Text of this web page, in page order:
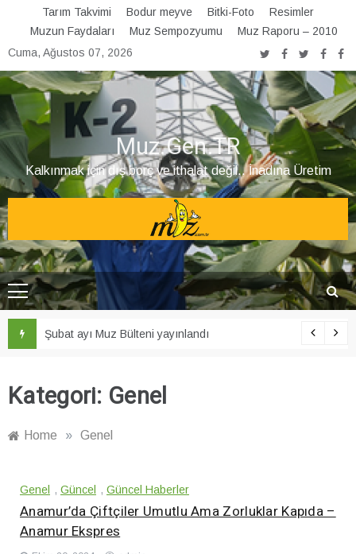
content
Tarım Takvimi Bodur meyve Bitki-Foto
Resimler
Muzun Faydaları
Muz Sempozyumu
Muz Raporu – 2010
Cuma, Ağustos 07, 2026
Muz.Gen.TR
Kalkınmak için dış borç ve ithalat değil.. İnadına Üretim
Şubat ayı Muz Bülteni yayınlandı
Kategori: Genel
Home » Genel
Genel , Güncel , Güncel Haberler
Anamur’da Çiftçiler Umutlu Ama Zorluklar Kapıda –
Anamur Ekspres